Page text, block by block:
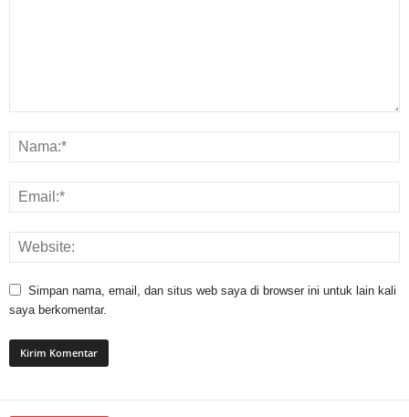
Simpan nama, email, dan situs web saya di browser ini untuk lain kali
saya berkomentar.